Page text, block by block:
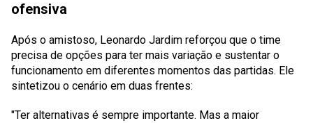
ofensiva
Após o amistoso, Leonardo Jardim reforçou que o time
precisa de opções para ter mais variação e sustentar o
funcionamento em diferentes momentos das partidas. Ele
sintetizou o cenário em duas frentes:
"Ter alternativas é sempre importante. Mas a maior